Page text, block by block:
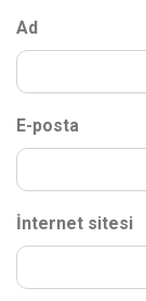
Ad
E-posta
İnternet sitesi